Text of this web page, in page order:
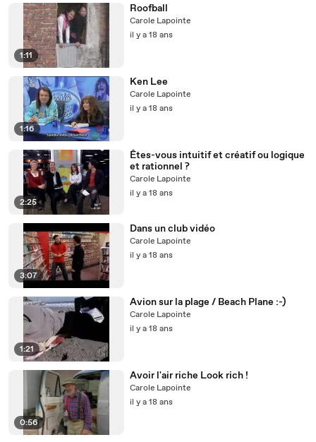
1:11
Roofball
Carole Lapointe
il y a 18 ans
1:16
Ken Lee
Carole Lapointe
il y a 18 ans
2:25
Êtes-vous intuitif et créatif ou logique
et rationnel ?
Carole Lapointe
il y a 18 ans
3:07
Dans un club vidéo
Carole Lapointe
il y a 18 ans
1:21
Avion sur la plage / Beach Plane :-)
Carole Lapointe
il y a 18 ans
0:56
Avoir l'air riche Look rich !
Carole Lapointe
il y a 18 ans